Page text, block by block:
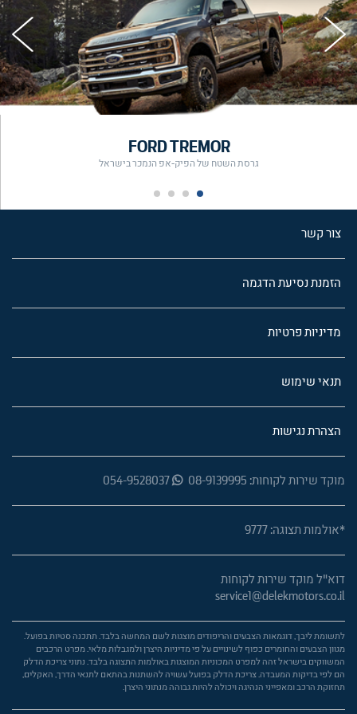
FORD TREMOR
גרסת השטח של הפיק-אפ הנמכר בישראל
צור קשר
הזמנת נסיעת הדגמה
מדיניות פרטיות
תנאי שימוש
הצהרת נגישות
מוקד שירות לקוחות: 08-9139995 054-9528037
*אולמות תצוגה: 9777
דוא"ל מוקד שירות לקוחות
service1@delekmotors.co.il
לתשומת ליבך, דוגמאות הצבעים והריפודים מוצגות לשם המחשה בלבד. תתכנה סטיות בפועל.
מגוון הצבעים והחומרים כפוף לשינויים על פי מדיניות היצרן ולמגבלות מלאי. מפרט הרכבים
המשווקים בישראל זהה למפרט המכוניות המוצגות באולמות התצוגה בלבד. נתוני צריכת הדלק
הם לפי בדיקות המעבדה. צריכת הדלק בפועל עשויה להשתנות בהתאם לתנאי הדרך, האקלים,
תחזוקת הרכב ומאפייני הנהיגה ויכולה להיות גבוהה מנתוני היצרן.